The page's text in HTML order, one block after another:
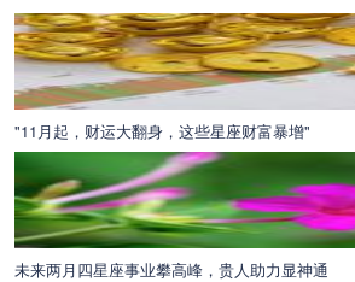
"11月起，财运大翻身，这些星座财富暴增"
未来两月四星座事业攀高峰，贵人助力显神通